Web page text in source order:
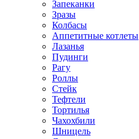
Запеканки
Зразы
Колбасы
Аппетитные котлеты
Лазанья
Пудинги
Рагу
Роллы
Стейк
Тефтели
Тортилья
Чахохбили
Шницель